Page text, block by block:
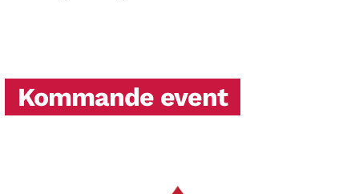
Kommande event